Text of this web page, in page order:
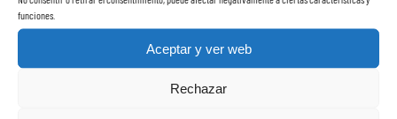
funciones.
Aceptar y ver web
Rechazar